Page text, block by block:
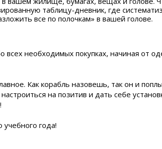
таблицу-дневник, где
все по полочкам» в вашей голове.
всех необходимых покупках, начиная от
Как корабль назовешь, так он и
на позитив и дать себе
учебного года!